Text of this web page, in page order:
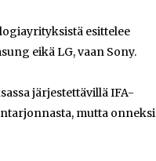
esittelee
eikä LG, vaan Sony.
järjestettävillä IFA-
mutta onneksi